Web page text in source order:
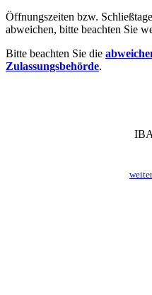
Öffnungszeiten bzw.
abweichen, bitte beachten Sie
Bitte beachten Sie die
Zulassungsbehörde.